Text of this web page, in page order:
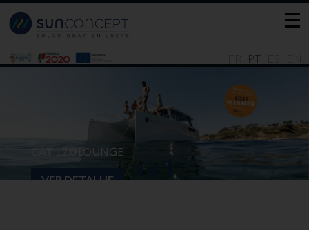
PT
CAT 12.0 LOUNGE
VER DETALHE